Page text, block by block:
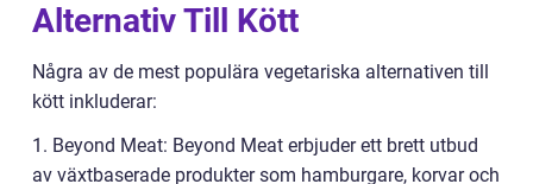
Alternativ Till Kött
Några av de mest populära vegetariska alternativen till
kött inkluderar:
1. Beyond Meat: Beyond Meat erbjuder ett brett utbud
av växtbaserade produkter som hamburgare, korvar och